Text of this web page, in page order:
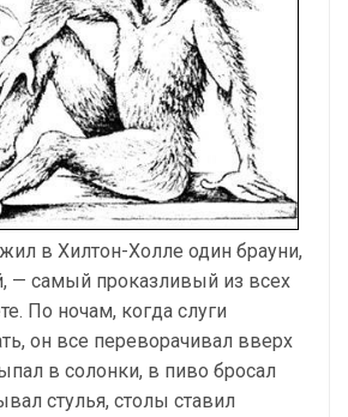
в Хилтон-Холле один брауни,
— самый проказливый из всех
По ночам, когда слуги
он все переворачивал вверх
в солонки, в пиво бросал
стулья, столы ставил